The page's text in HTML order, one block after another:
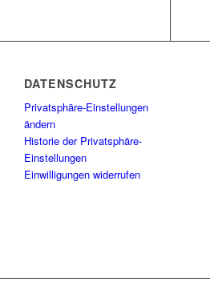
DATENSCHUTZ
Privatsphäre-Einstellungen
ändern
Historie der Privatsphäre-
Einstellungen
Einwilligungen widerrufen